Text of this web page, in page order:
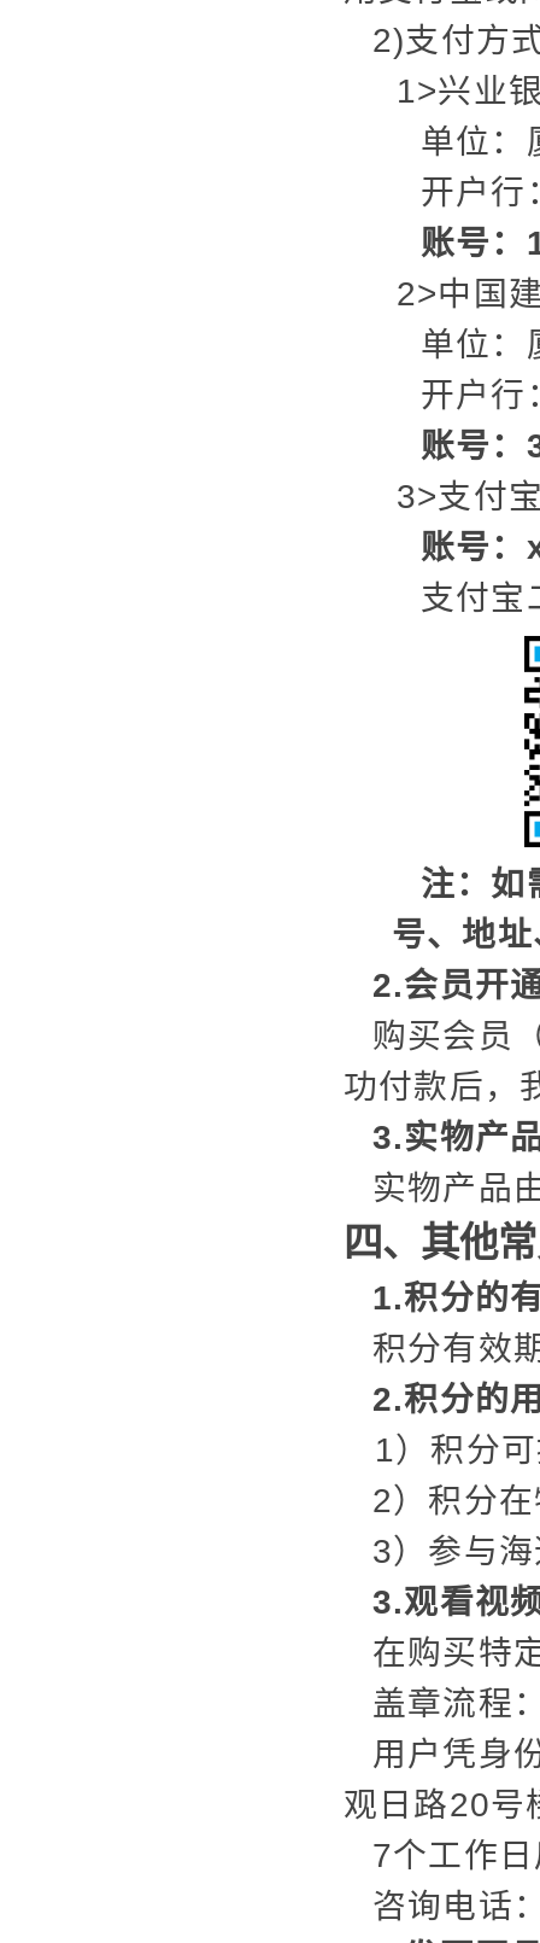
2)支付方
1>兴业
单位：
开户行
账号
2>中国
单位：
开户行
账号
3>支付
账号
支付宝
注：如
号、地
2.会员开
购买会员
功付款后，
3.实物产
实物产品
四、其他
1.积分的
积分有效
2.积分的
1）积分
2）积分
3）参与
3.观看视
在购买特
盖章流程
用户凭身
观日路20号
7个工作
咨询电话